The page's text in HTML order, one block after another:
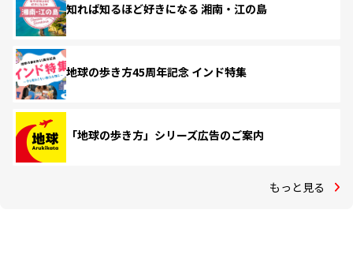
知れば知るほど好きになる 湘南・江の島
地球の歩き方45周年記念 インド特集
「地球の歩き方」シリーズ広告のご案内
もっと見る